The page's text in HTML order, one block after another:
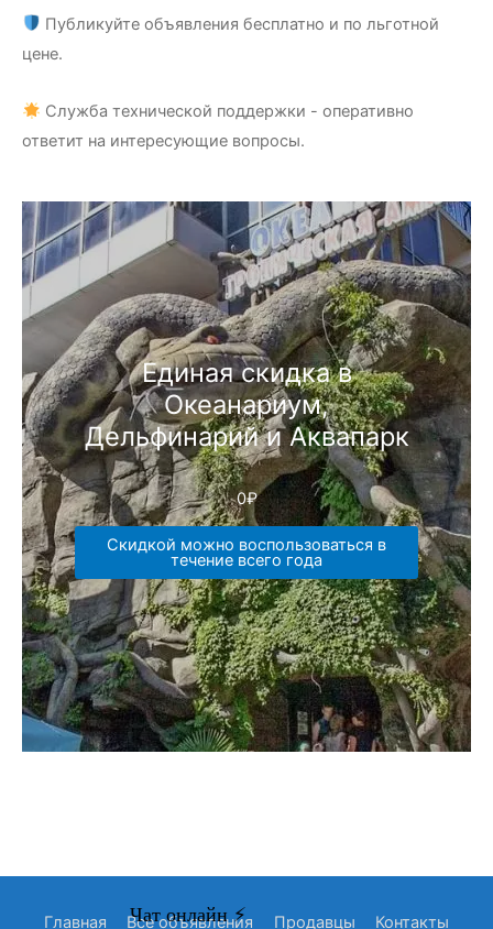
Публикуйте объявления бесплатно и по льготной
цене.
Служба технической поддержки - оперативно
ответит на интересующие вопросы.
Единая скидка в
Океанариум,
Дельфинарий и Аквапарк
0₽
Скидкой можно воспользоваться в
течение всего года
Главная Все объявления Продавцы Контакты